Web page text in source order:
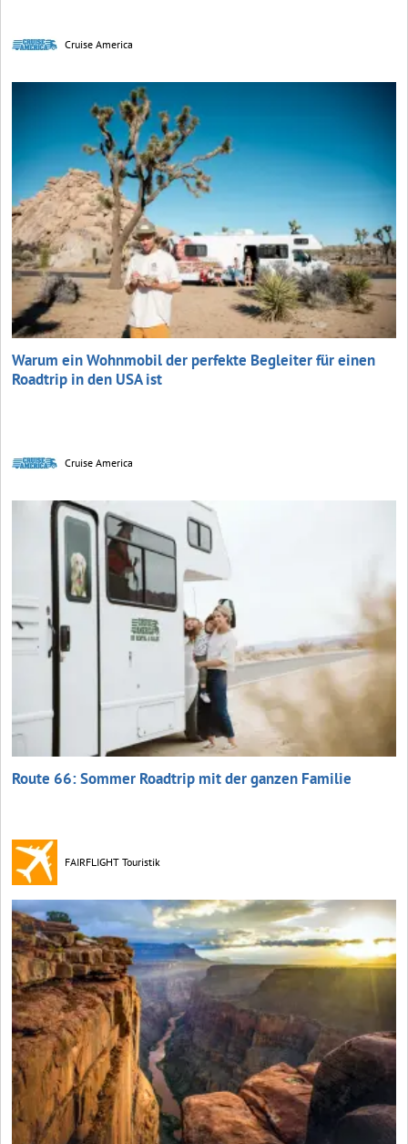
Cruise America
Warum ein Wohnmobil der perfekte Begleiter für einen
Roadtrip in den USA ist
Cruise America
Route 66: Sommer Roadtrip mit der ganzen Familie
FAIRFLIGHT Touristik